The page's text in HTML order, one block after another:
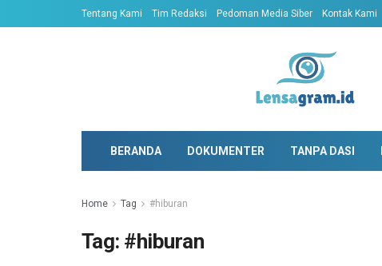
Tentang Kami Tim Redaksi Pedoman Media Siber Kontak Kami
BERANDA DOKUMENTER TANPA DASI
Home Tag #hiburan
Tag: #hiburan